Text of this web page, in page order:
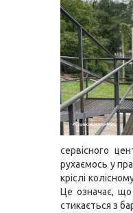
сервісного
рухаємось у
кріслі
Це означає,
стикається з